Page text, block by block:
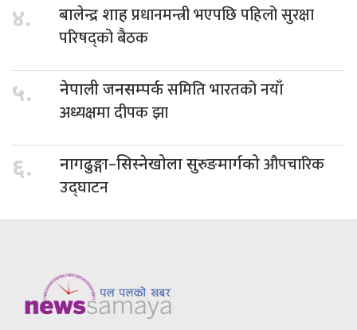
४. बालेन्द्र शाहप्रधानमन्त्री भएपछि पहिलो सुरक्षा
परिषद्को बैठक
५. नेपाली जनसम्पर्कसमिति भारतको नयाँ
अध्यक्षमा दीपक झा
६. नागढुङ्गा–सिस्नेखोला सुरुङमार्गकोऔपचारिक
उद्घाटन